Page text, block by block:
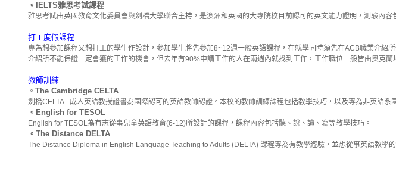
。IELTS雅思考試課程
雅思考試由英國教育文化委員會與劍橋大學聯合主持，是澳洲和英國的大專院校目前認可的英文能力證明，測驗內
打工度假課程
專為想參加課程又想打工的學生作設計，參加學生將先參加8~12週一般英語課程，在就學同時須先在ACB職業介
介紹所不能保證一定會獲的工作的機會，但去年有90%申請工作的人在兩週內就找到工作，工作職位一般皆由奥克蘭
教師訓練
。 The Cambridge CELTA
劍橋CELTA─成人英語教授證書為國際認可的英語教師認證。本校的教師訓練課程包括教學技巧，以及專為非英語系
。English for TESOL
English for TESOL為有志從事兒童英語教育(6-12)所設計的課程，課程內容包括聽、說、讀、寫等教學技巧。
。The Distance DELTA
The Distance Diploma in English Language Teaching to Adults (DELTA) 課程專為有教學經驗，並想從事英語教學